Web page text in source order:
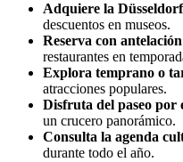
Adquiere la
descuentos en museos.
Reserva con antelación
restaurantes en
Explora temprano o
atracciones populares.
Disfruta del paseo por
un crucero panorámico.
Consulta la agenda
durante todo el año.